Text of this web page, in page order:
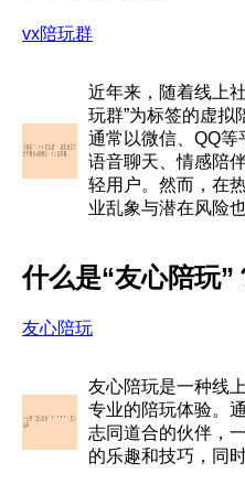
vx陪玩群
近年来，随着线上
玩群”为标签的虚拟
通常以微信、QQ等
语音聊天、情感陪
轻用户。然而，在
业乱象与潜在风险
什么是“友心陪玩”
友心陪玩
友心陪玩是一种线
专业的陪玩体验。
志同道合的伙伴，
的乐趣和技巧，同